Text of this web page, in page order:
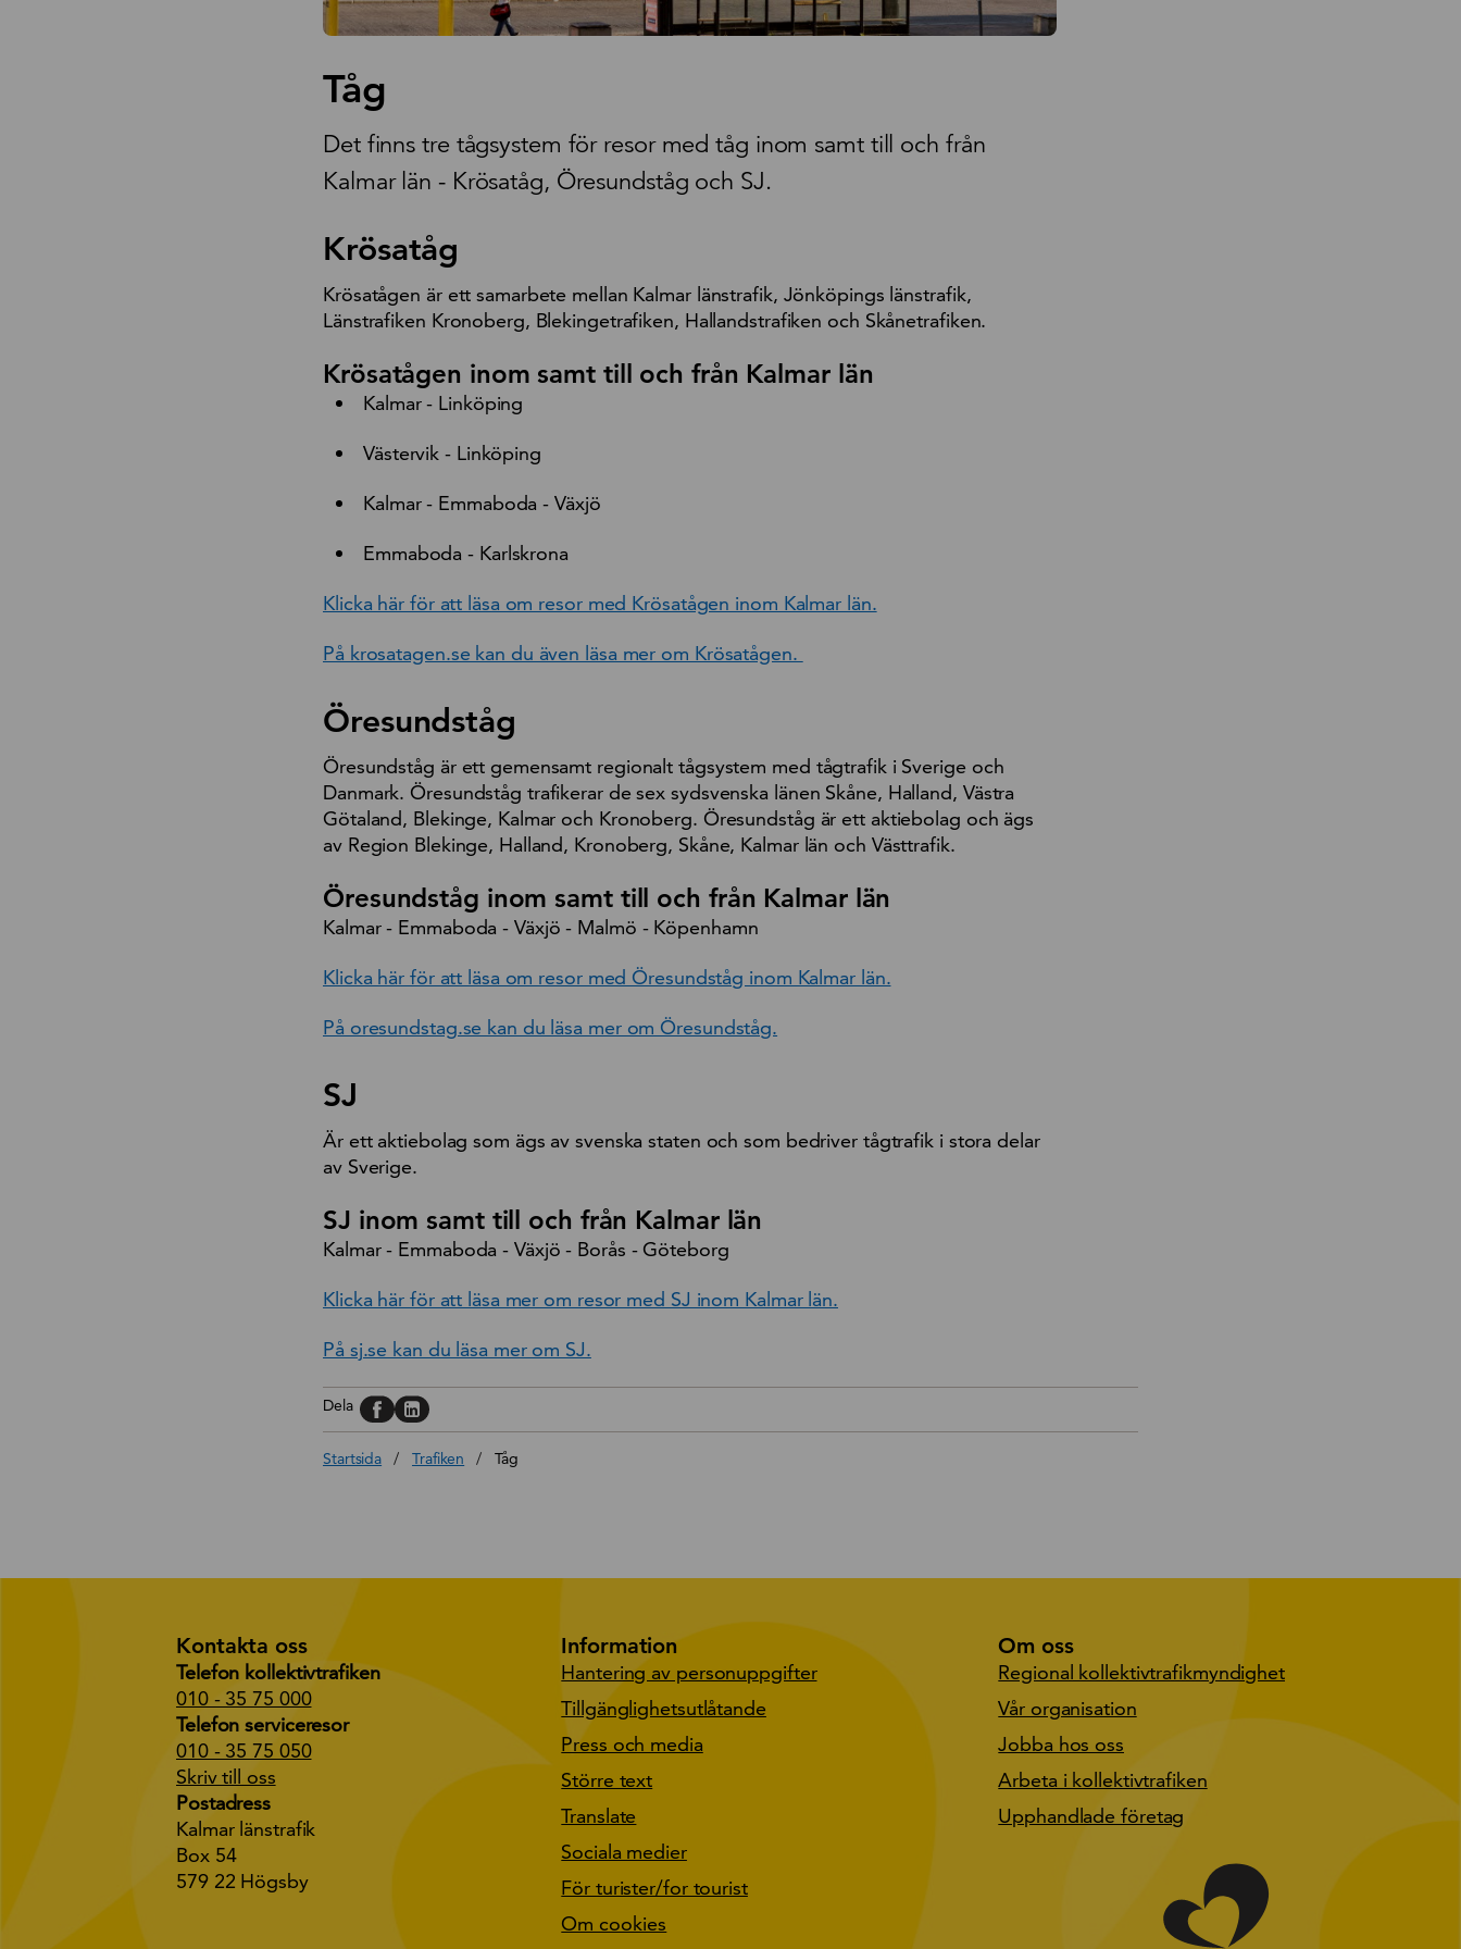
Tåg
Det finns tre tågsystem för resor med tåg inom samt till och från
Kalmar län - Krösatåg, Öresundståg och SJ.
Krösatåg
Krösatågen är ett samarbete mellan Kalmar länstrafik, Jönköpings länstrafik,
Länstrafiken Kronoberg, Blekingetrafiken, Hallandstrafiken och Skånetrafiken.
Krösatågen inom samt till och från Kalmar län
Kalmar - Linköping
Västervik - Linköping
Kalmar - Emmaboda - Växjö
Emmaboda - Karlskrona
Klicka här för att läsa om resor med Krösatågen inom Kalmar län.
På krosatagen.se kan du även läsa mer om Krösatågen.
Öresundståg
Öresundståg är ett gemensamt regionalt tågsystem med tågtrafik i Sverige och
Danmark. Öresundståg trafikerar de sex sydsvenska länen Skåne, Halland, Västra
Götaland, Blekinge, Kalmar och Kronoberg. Öresundståg är ett aktiebolag och ägs
av Region Blekinge, Halland, Kronoberg, Skåne, Kalmar län och Västtrafik.
Öresundståg inom samt till och från Kalmar län
Kalmar - Emmaboda - Växjö - Malmö - Köpenhamn
Klicka här för att läsa om resor med Öresundståg inom Kalmar län.
På oresundstag.se kan du läsa mer om Öresundståg.
SJ
Är ett aktiebolag som ägs av svenska staten och som bedriver tågtrafik i stora delar
av Sverige.
SJ inom samt till och från Kalmar län
Kalmar - Emmaboda - Växjö - Borås - Göteborg
Klicka här för att läsa mer om resor med SJ inom Kalmar län.
På sj.se kan du läsa mer om SJ.
Dela Dela på, Facebook
Dela på, Linkedin
Startsida / Trafiken / Tåg
Kontakta oss
Telefon kollektivtrafiken
010 - 35 75 000
Telefon serviceresor
010 - 35 75 050
Skriv till oss
Postadress
Kalmar länstrafik
Box 54
579 22 Högsby
Information
Hantering av personuppgifter
Tillgänglighetsutlåtande
Press och media
Större text
Translate
Sociala medier
För turister/for tourist
Om cookies
Om oss
Regional kollektivtrafikmyndighet
Vår organisation
Jobba hos oss
Arbeta i kollektivtrafiken
Upphandlade företag